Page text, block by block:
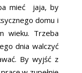
mieć jaja, by
domu i
wieku. Trzeba
dnia walczyć
By wyjść z